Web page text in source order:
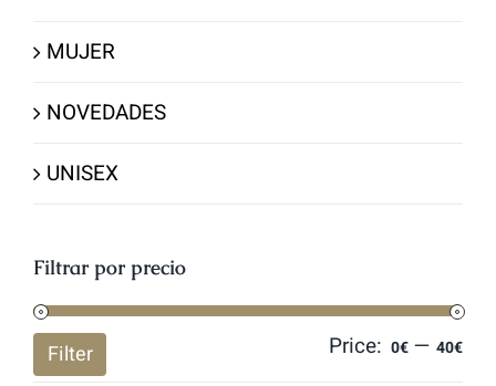
MUJER
NOVEDADES
UNISEX
Filtrar por precio
Filter Price: 0€ — 40€